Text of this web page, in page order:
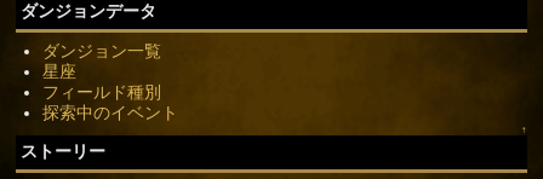
ダンジョンデータ
ダンジョン一覧
星座
フィールド種別
探索中のイベント
↑
ストーリー